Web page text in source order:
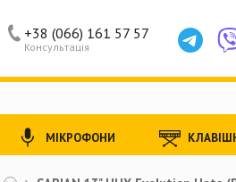
Консультація
+38 (066) 161 57 57
МІКРОФОНИ